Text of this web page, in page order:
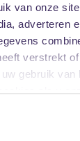
van onze
adverteren
verstrekt
gebruik van